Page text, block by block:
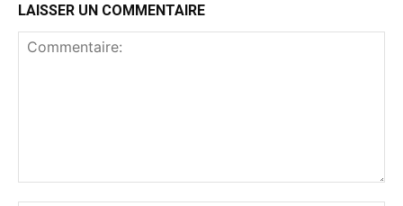
LAISSER UN COMMENTAIRE